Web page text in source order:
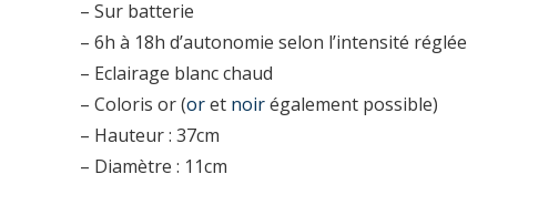
– Sur batterie
– 6h à 18h d’autonomie selon l’intensité réglée
– Eclairage blanc chaud
– Coloris or (oret noirégalement possible)
– Hauteur : 37cm
– Diamètre : 11cm